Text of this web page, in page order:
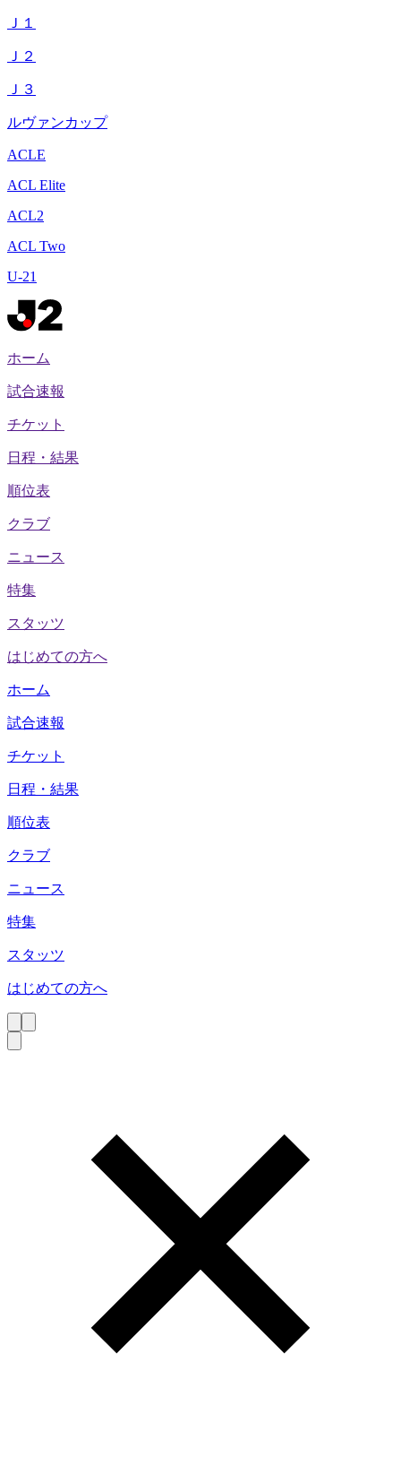
Ｊ１
Ｊ２
Ｊ３
ルヴァンカップ
ACLE
ACL Elite
ACL2
ACL Two
U-21
ホーム
試合速報
チケット
日程・結果
順位表
クラブ
ニュース
特集
スタッツ
はじめての方へ
ホーム
試合速報
チケット
日程・結果
順位表
クラブ
ニュース
特集
スタッツ
はじめての方へ